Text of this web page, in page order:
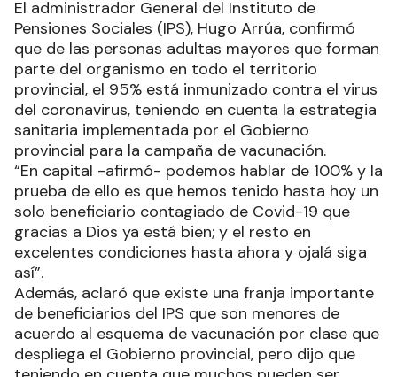
El administrador General del Instituto de
Pensiones Sociales (IPS), Hugo Arrúa, confirmó
que de las personas adultas mayores que forman
parte del organismo en todo el territorio
provincial, el 95% está inmunizado contra el virus
del coronavirus, teniendo en cuenta la estrategia
sanitaria implementada por el Gobierno
provincial para la campaña de vacunación.
“En capital -afirmó- podemos hablar de 100% y la
prueba de ello es que hemos tenido hasta hoy un
solo beneficiario contagiado de Covid-19 que
gracias a Dios ya está bien; y el resto en
excelentes condiciones hasta ahora y ojalá siga
así”.
Además, aclaró que existe una franja importante
de beneficiarios del IPS que son menores de
acuerdo al esquema de vacunación por clase que
despliega el Gobierno provincial, pero dijo que